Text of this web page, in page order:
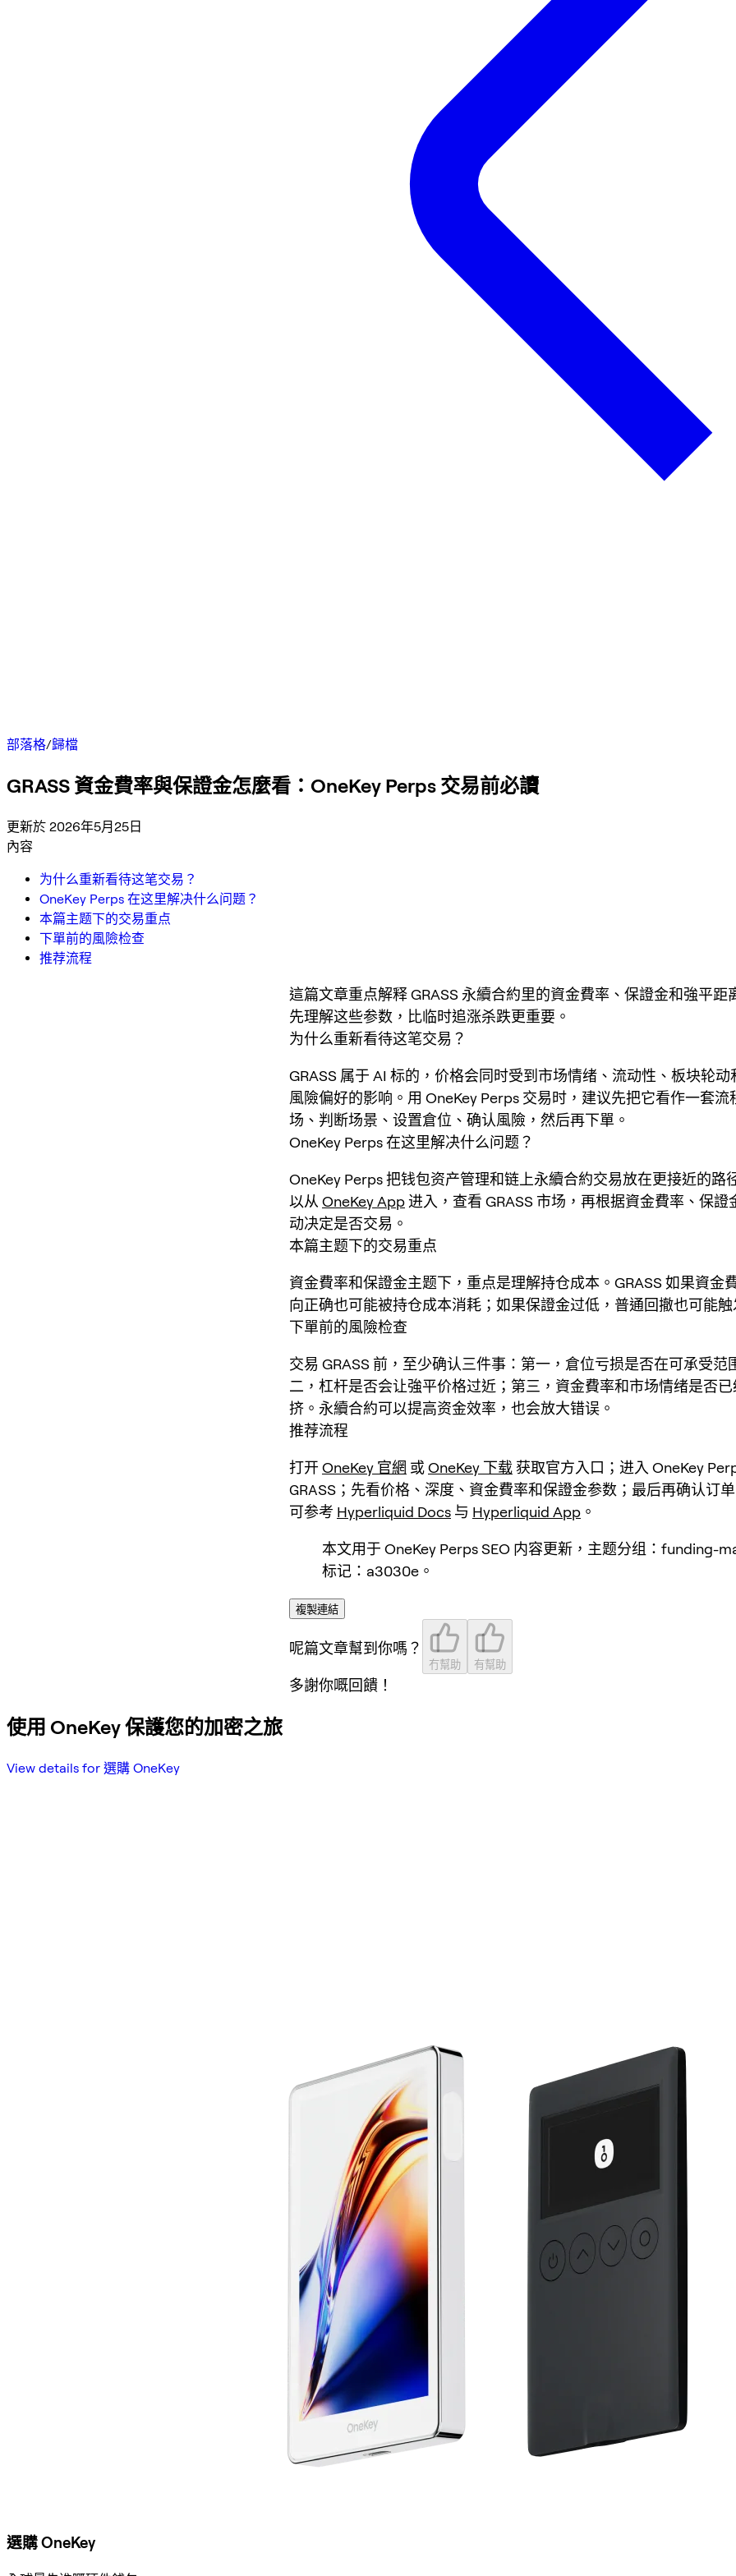
部落格/歸檔
GRASS 資金費率與保證金怎麼看：OneKey Perps 交易前必讀
更新於 2026年5月25日
內容
为什么重新看待这笔交易？
OneKey Perps 在这里解决什么问题？
本篇主题下的交易重点
下單前的風險检查
推荐流程
這篇文章重点解释 GRASS 永續合約里的資金費率、保證金和強平距
先理解这些参数，比临时追涨杀跌更重要。
为什么重新看待这笔交易？
GRASS 属于 AI 标的，价格会同时受到市场情绪、流动性、板块轮动
風險偏好的影响。用 OneKey Perps 交易时，建议先把它看作一套流
场、判断场景、设置倉位、确认風險，然后再下單。
OneKey Perps 在这里解决什么问题？
OneKey Perps 把钱包资产管理和链上永續合約交易放在更接近的路
以从 OneKey App进入，查看 GRASS 市场，再根据資金費率、保證
动决定是否交易。
本篇主题下的交易重点
資金費率和保證金主题下，重点是理解持仓成本。GRASS 如果資金
向正确也可能被持仓成本消耗；如果保證金过低，普通回撤也可能触
下單前的風險检查
交易 GRASS 前，至少确认三件事：第一，倉位亏损是否在可承受范
二，杠杆是否会让強平价格过近；第三，資金費率和市场情绪是否
挤。永續合約可以提高资金效率，也会放大错误。
推荐流程
打开 OneKey 官網 或OneKey 下载 获取官方入口；进入 OneKey
GRASS ；先看价格、深度、資金費率和保證金参数；最后再确认订
可参考 Hyperliquid Docs 与 Hyperliquid App 。
本文用于 OneKey Perps SEO 内容更新，主题分组：funding-
标记：a3030e。
複製連結
呢篇文章幫到你嗎？
冇幫助 有幫助
多謝你嘅回饋！
使用 OneKey 保護您的加密之旅
View details for 選購 OneKey
選購 OneKey